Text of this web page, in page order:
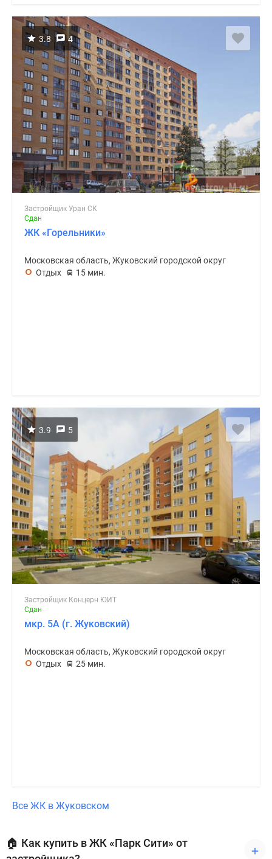
3.8 4
Застройщик Уран СК
Сдан
ЖК «Горельники»
Московская область, Жуковский городской округ
Отдых
15 мин.
3.9 5
Застройщик Концерн ЮИТ
Сдан
мкр. 5А (г. Жуковский)
Московская область, Жуковский городской округ
Отдых
25 мин.
Все ЖК в Жуковском
🏠 Как купить в ЖК «Парк Сити» от